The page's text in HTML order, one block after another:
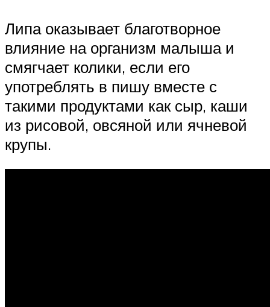
Липа оказывает благотворное
влияние на организм малыша и
смягчает колики, если его
употреблять в пишу вместе с
такими продуктами как сыр, каши
из рисовой, овсяной или ячневой
крупы.